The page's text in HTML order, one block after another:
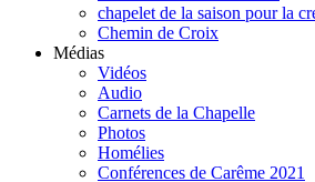
chapelet de la saison pour la
Chemin de Croix
Médias
Vidéos
Audio
Carnets de la Chapelle
Photos
Homélies
Conférences de Carême 2021